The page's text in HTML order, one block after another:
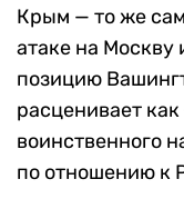
Крым — то же
атаке на Москву
позицию
расценивает
воинственного
по отношению к